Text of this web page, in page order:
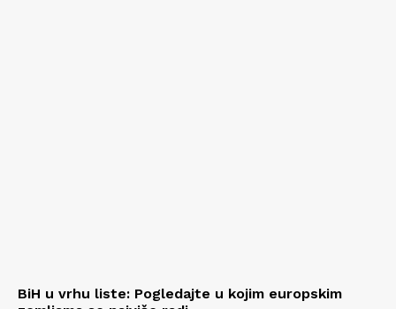
BiH u vrhu liste: Pogledajte u kojim europskim